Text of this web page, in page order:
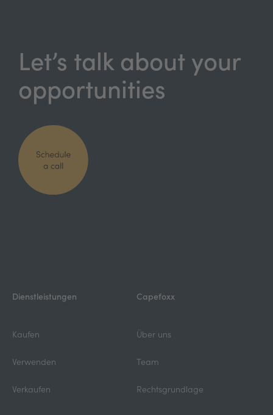
Let’s talk about your
opportunities
Dienstleistungen
Kaufen
Verwenden
Verkaufen
Capefoxx
Über uns
Team
Rechtsgrundlage